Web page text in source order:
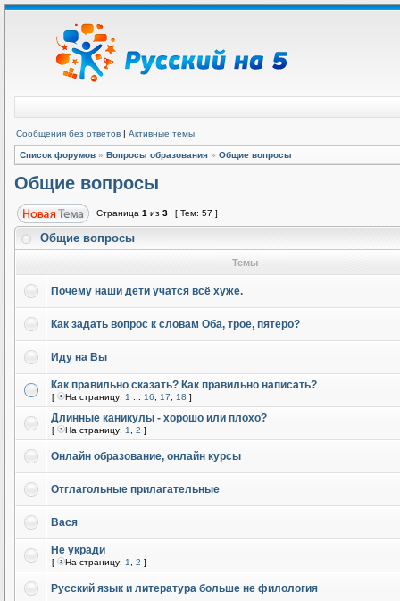
Сообщения без ответов | Активные темы
Список форумов » Вопросы образования » Общие вопросы
Общие вопросы
Страница 1 из 3 [ Тем: 57 ]
Общие вопросы
Темы
Почему наши дети учатся всё хуже.
Как задать вопрос к словам Оба, трое, пятеро?
Иду на Вы
Как правильно сказать? Как правильно написать?
[ На страницу: 1 16 17 18 ]
Длинные каникулы - хорошо или плохо?
[ На страницу: 1 2 ]
Онлайн образование, онлайн курсы
Отглагольные прилагательные
Вася
Не укради
[ На страницу: 1 2 ]
Русский язык и литература больше не филология